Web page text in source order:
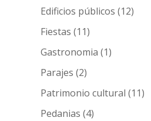
Edificios públicos (12)
Fiestas (11)
Gastronomia (1)
Parajes (2)
Patrimonio cultural (11)
Pedanias (4)